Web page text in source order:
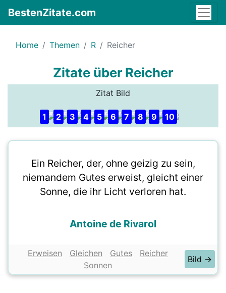
BestenZitate.com
Home Themen R Reicher
Zitate über Reicher
Zitat Bild
1 2 3 4 5 6 7 8 9 10
Ein Reicher, der, ohne geizig zu sein,
niemandem Gutes erweist, gleicht einer
Sonne, die ihr Licht verloren hat.
Antoine de Rivarol
Erweisen Gleichen Gutes
Reicher
Sonnen
Bild →